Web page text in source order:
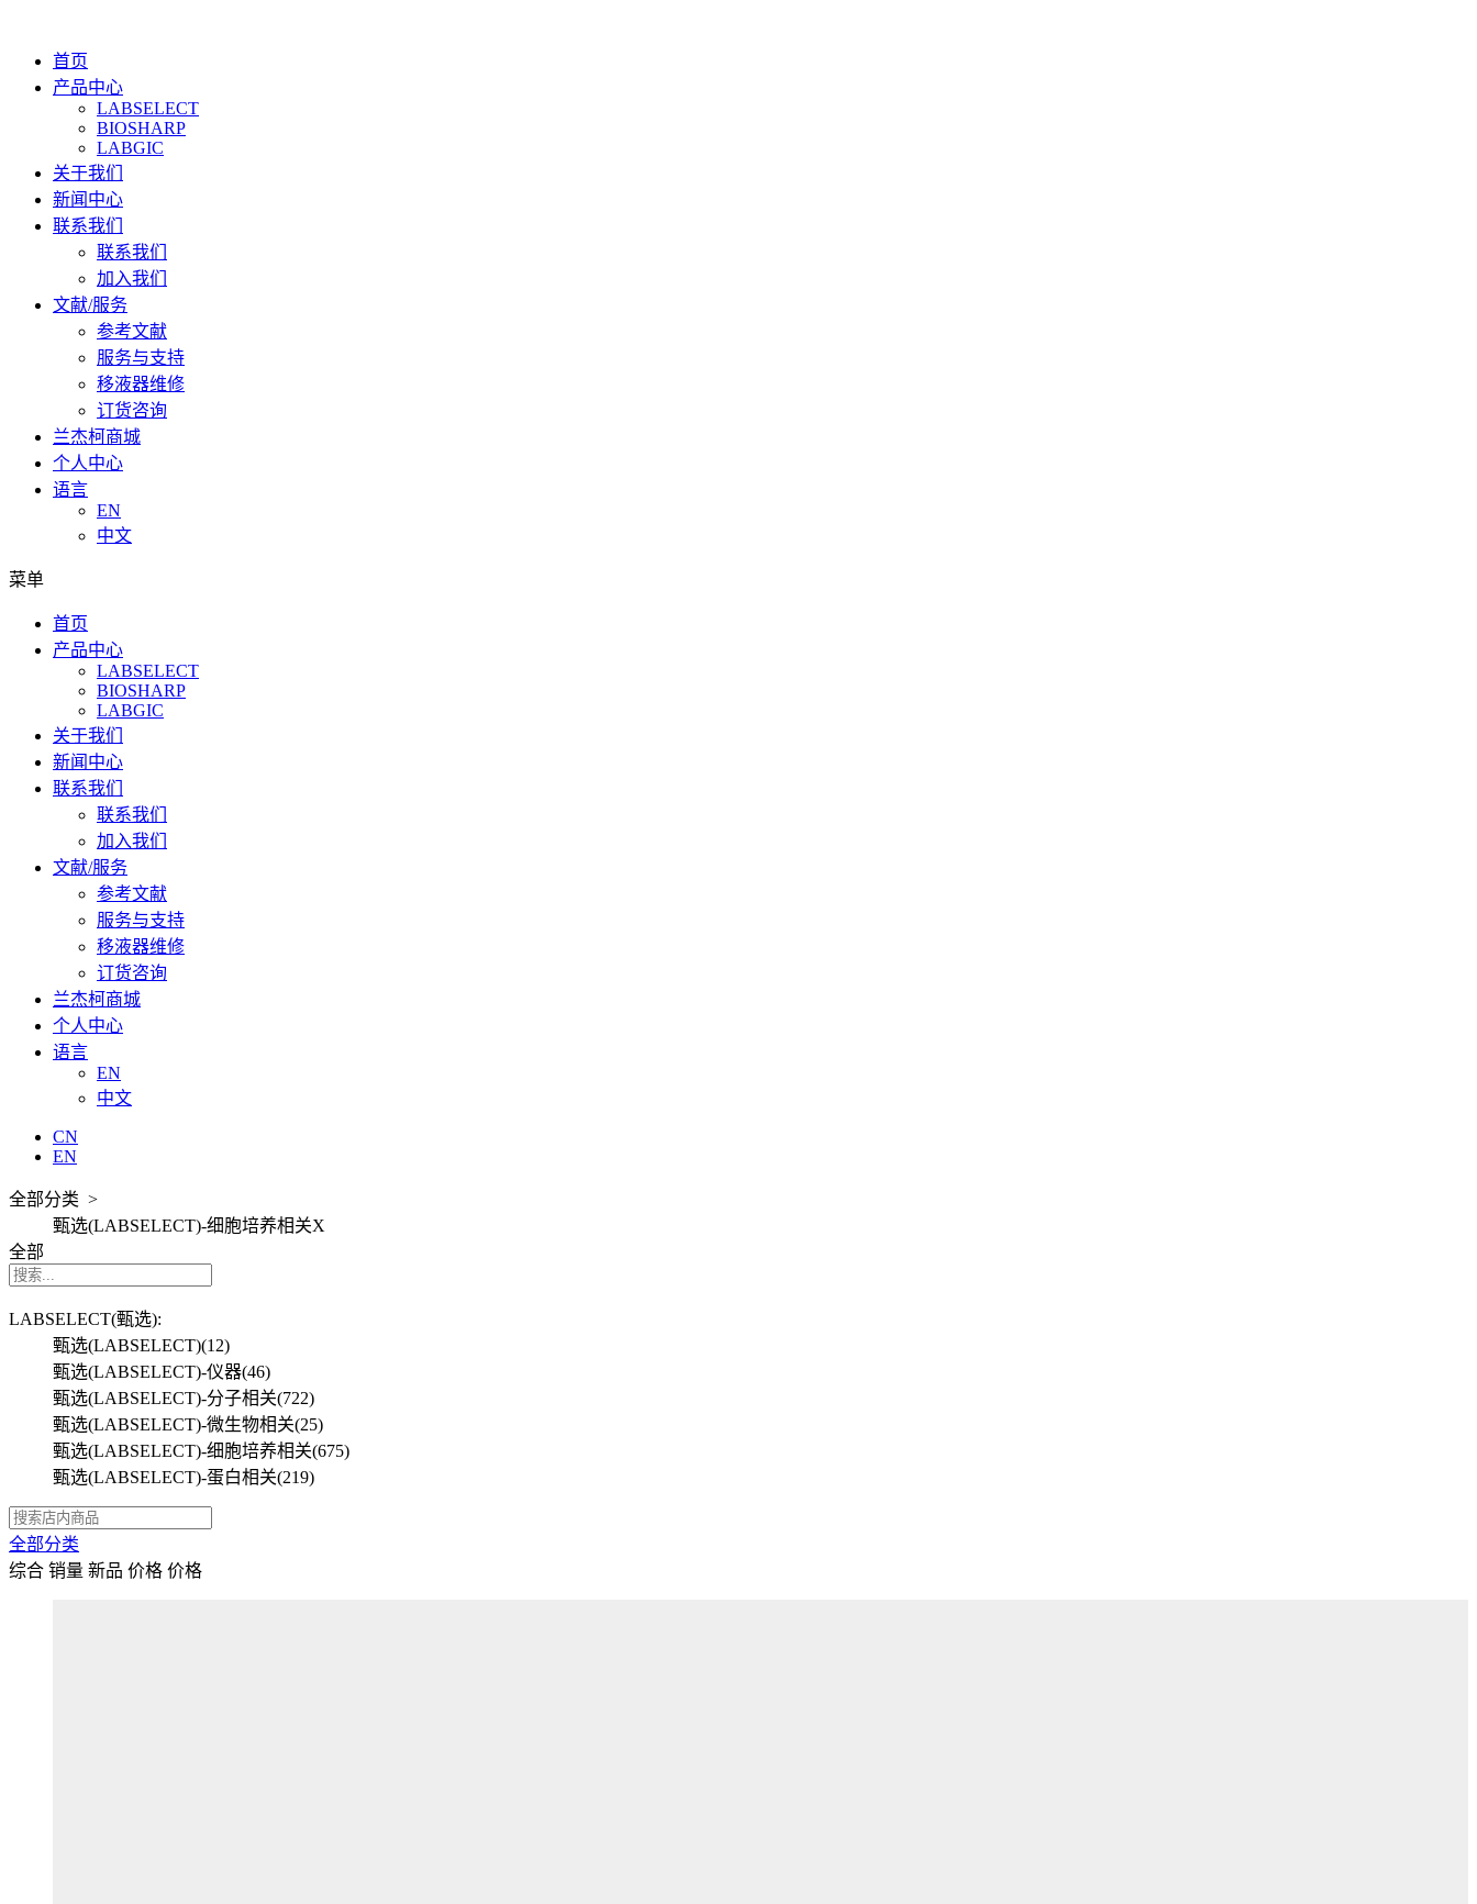
首页
产品中心
LABSELECT
BIOSHARP
LABGIC
关于我们
新闻中心
联系我们
联系我们
加入我们
文献/服务
参考文献
服务与支持
移液器维修
订货咨询
兰杰柯商城
个人中心
语言
EN
中文
菜单
首页
产品中心
LABSELECT
BIOSHARP
LABGIC
关于我们
新闻中心
联系我们
联系我们
加入我们
文献/服务
参考文献
服务与支持
移液器维修
订货咨询
兰杰柯商城
个人中心
语言
EN
中文
CN
EN
全部分类 >
甄选(LABSELECT)-细胞培养相关X
全部
LABSELECT(甄选):
甄选(LABSELECT)(12)
甄选(LABSELECT)-仪器(46)
甄选(LABSELECT)-分子相关(722)
甄选(LABSELECT)-微生物相关(25)
甄选(LABSELECT)-细胞培养相关(675)
甄选(LABSELECT)-蛋白相关(219)
全部分类
综合 销量 新品 价格 价格